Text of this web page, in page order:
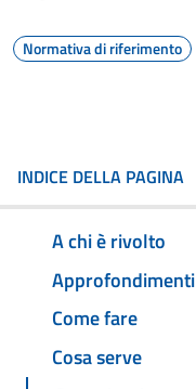
Normativa di riferimento
INDICE DELLA PAGINA
A chi è rivolto
Approfondimenti
Come fare
Cosa serve